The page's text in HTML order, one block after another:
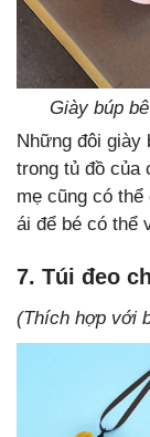
Giày búp
Những đôi giày
trong tủ đồ của
mẹ cũng có thể
ái để bé có thể
7. Túi đeo
(Thích hợp với